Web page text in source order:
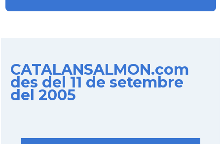
CATALANSALMON.com
des del 11 de setembre
del 2005